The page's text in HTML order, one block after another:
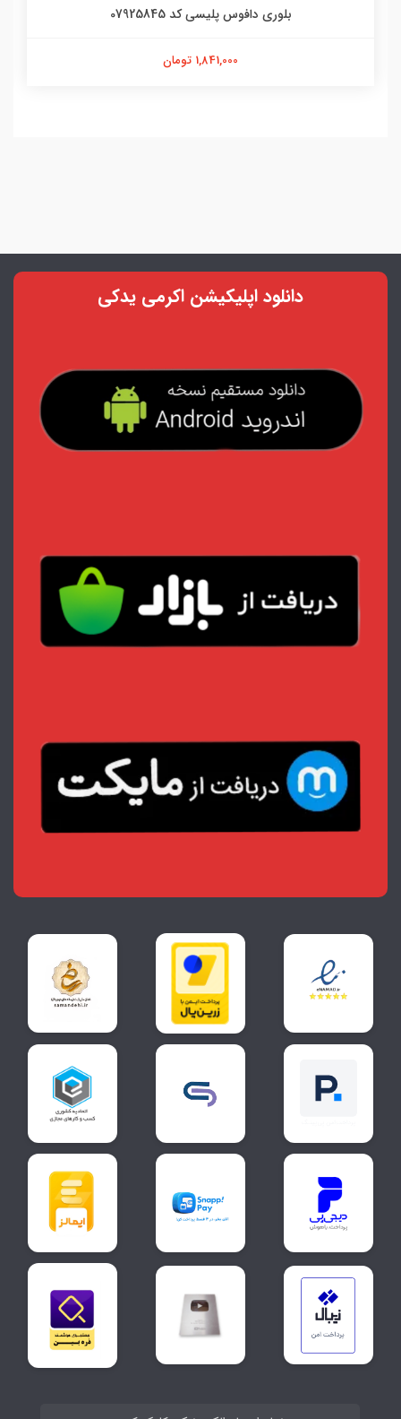
بلوری دافوس پلیسی کد 07925845
1,841,000 تومان
دانلود اپلیکیشن اکرمی یدکی